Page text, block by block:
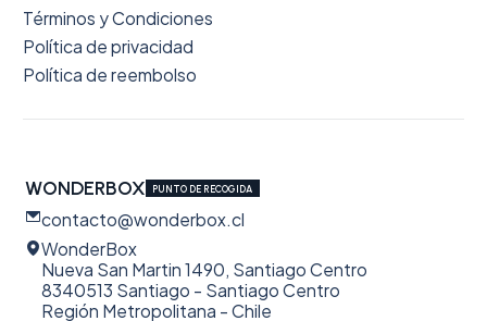
Términos y Condiciones
Política de privacidad
Política de reembolso
WONDERBOX PUNTO DE RECOGIDA
contacto@wonderbox.cl
WonderBox
Nueva San Martin 1490, Santiago Centro
8340513 Santiago - Santiago Centro
Región Metropolitana - Chile